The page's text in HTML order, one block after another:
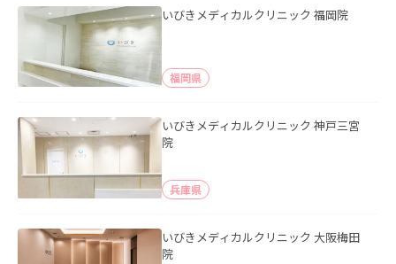
いびきメディカルクリニック 福岡院
福岡県
いびきメディカルクリニック 神戸三宮
院
兵庫県
いびきメディカルクリニック 大阪梅田
院